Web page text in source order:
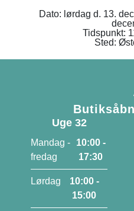
Dato: lørdag d. 13.
Tidspunkt:
Sted:
Uge 32
Mandag -
fredag
10:00 -
17:30
Lørdag
10:00 -
15:00